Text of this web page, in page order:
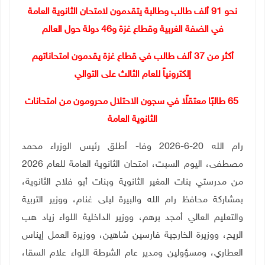
نحو 91 ألف طالب وطالبة يتقدمون لامتحان الثانوية العامة
في الضفة الغربية وقطاع غزة و46 دولة حول العالم
أكثر من 37 ألف طالب في قطاع غزة يقدمون امتحاناتهم
إلكترونياً للعام الثالث على التوالي
65طالبًا معتقلًا في سجون الاحتلال محرومون من امتحانات
الثانوية العامة
رام الله 20-6-2026 وفا- أطلق رئيس الوزراء محمد
مصطفى، اليوم السبت، امتحان الثانوية العامة للعام 2026
من مدرستي بنات المغير الثانوية وبنات أبو فلاح الثانوية،
بمشاركة محافظ رام الله والبيرة ليلى غنام، ووزير التربية
والتعليم العالي أمجد برهم، ووزير الداخلية اللواء زياد هب
الريح، ووزيرة الخارجية فارسين شاهين، ووزيرة العمل إيناس
العطاري، ومسؤولين ومدير عام الشرطة اللواء علام السقا،